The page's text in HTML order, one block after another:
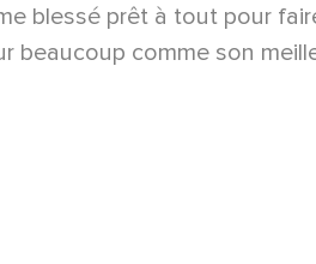
blessé prêt à tout pour
beaucoup comme son